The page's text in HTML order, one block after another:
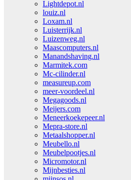
Lightdepot.nl
louiz.nl
Loxam.nl
Luisterrijk.nl
Luizenweg.nl
Maascomputers.nl
Manandshaving.nl
Marmitek.com
Mc-cilinder.nl
measureup.com
meer-voordeel.nl
Megagoods.nl
Meijers.com
Meneerkoekepeer.nl
Mepra-store.nl
Metaalshopper.nl
Meubello.nl
Meubelpootjes.nl
Micromotor.nl
Mijnbesties.nl